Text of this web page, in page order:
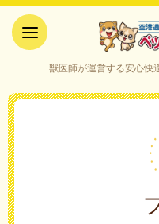
ケア
獣医師が運営する安心快